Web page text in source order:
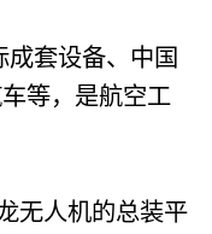
成套设备、中国
等，是航空工
无人机的总装平